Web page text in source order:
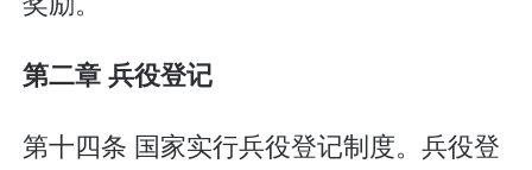
第二章 兵役登记
第十四条 国家实行兵役登记制度。兵役登